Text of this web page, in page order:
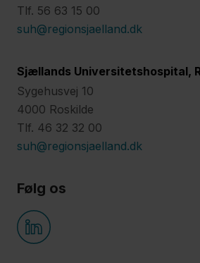
Tlf. 56 63 15 00
suh@regionsjaelland.dk
Sjællands Universitetshospital,
Sygehusvej 10
4000 Roskilde
Tlf. 46 32 32 00
suh@regionsjaelland.dk
Følg os